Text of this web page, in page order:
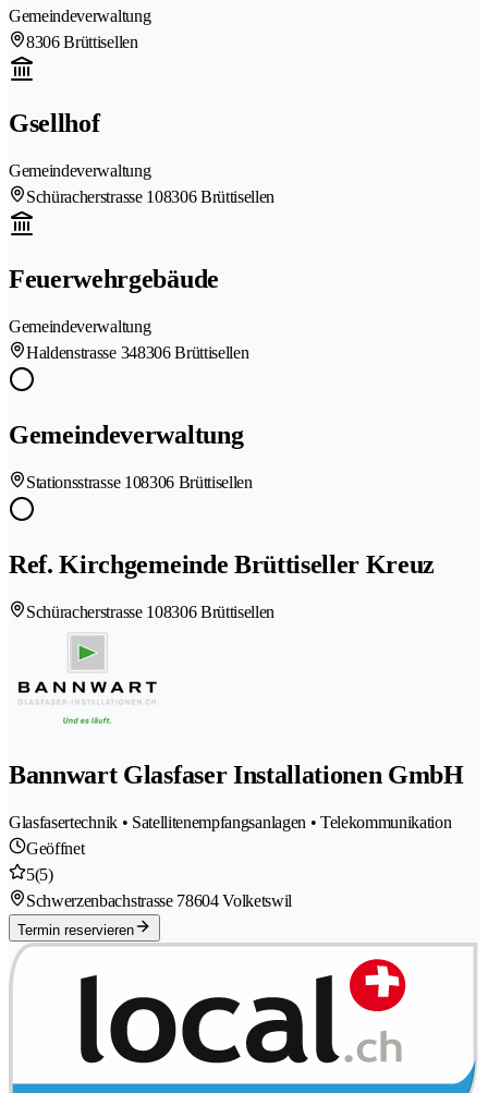
Gemeindeverwaltung
8306 Brüttisellen
Gsellhof
Gemeindeverwaltung
Schüracherstrasse 108306 Brüttisellen
Feuerwehrgebäude
Gemeindeverwaltung
Haldenstrasse 348306 Brüttisellen
Gemeindeverwaltung
Stationsstrasse 108306 Brüttisellen
Ref. Kirchgemeinde Brüttiseller Kreuz
Schüracherstrasse 108306 Brüttisellen
Bannwart Glasfaser Installationen GmbH
Glasfasertechnik • Satellitenempfangsanlagen • Telekommunikation
Geöffnet
5(5)
Schwerzenbachstrasse 78604 Volketswil
Termin reservieren